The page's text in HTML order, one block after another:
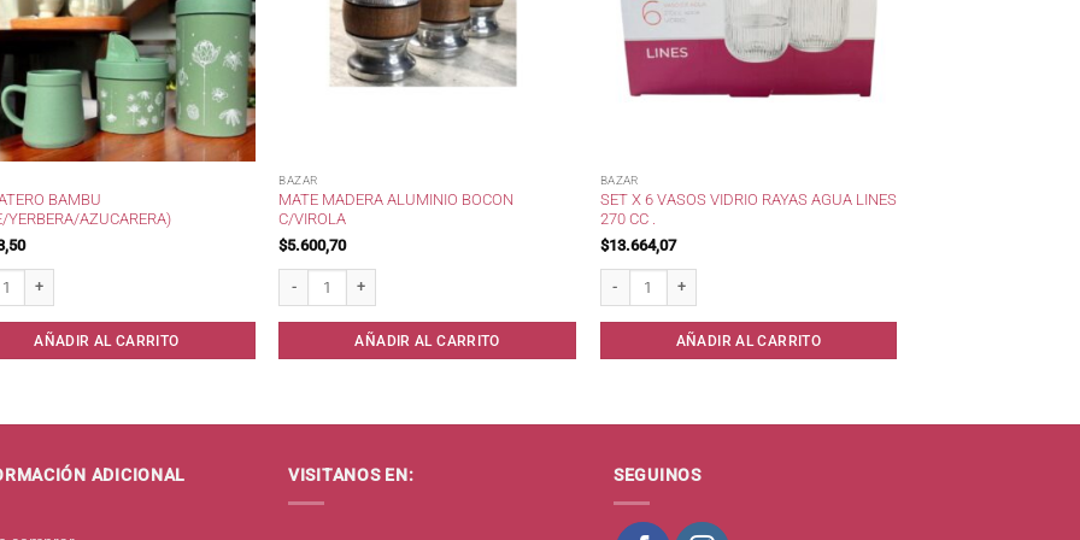
BAMBU
YERBERA/AZUCARERA)
AÑADIR AL CARRITO
BAZAR
MATE MADERA ALUMINIO BOCON
C/VIROLA
$5.600,70
AÑADIR AL CARRITO
BAZAR
SET X 6 VASOS VIDRIO RAYAS AGUA LINES
270 CC .
$13.664,07
AÑADIR AL CARRITO
ADICIONAL VISITANOS EN: SEGUINOS